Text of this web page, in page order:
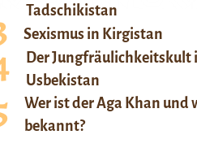
Tadschikistan
Sexismus in Kirgistan
Der Jungfräulichkeitskult
Usbekistan
Wer ist der Aga Khan und
bekannt?